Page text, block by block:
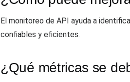
El monitoreo de API ayuda a
confiables y eficientes.
¿Qué métricas se